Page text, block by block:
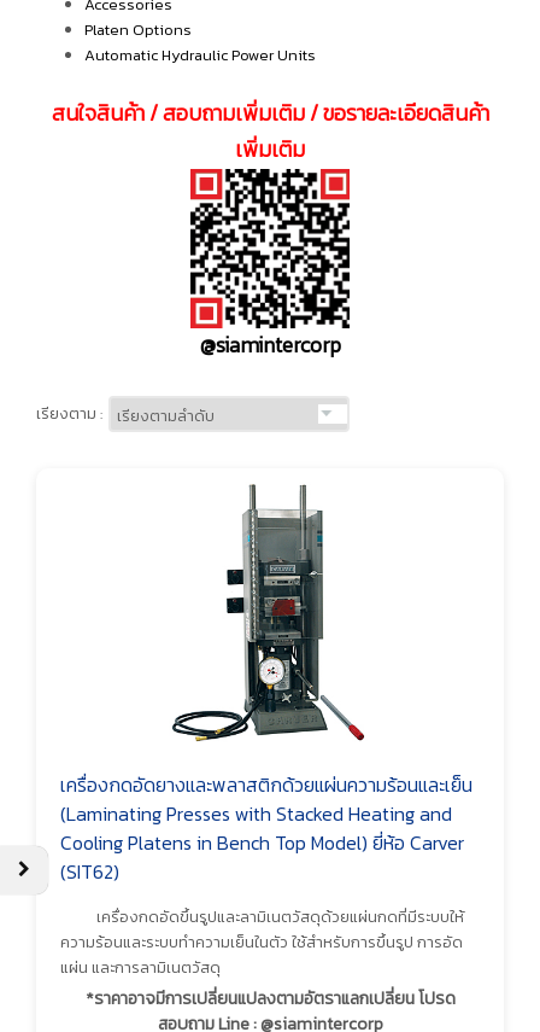
Platen Options
Automatic Hydraulic Power Units
สนใจสินค้า / สอบถามเพิ่มเติม / ขอรายละเอียดสินค้า
เพิ่มเติม
@siamintercorp
เรียงตาม :
เครื่องกดอัดยางและพลาสติกด้วยแผ่นความร้อนและเย็น
(Laminating Presses with Stacked Heating and
Cooling Platens in Bench Top Model) ยี่ห้อ Carver
(SIT62)
เครื่องกดอัดขึ้นรูปและลามิเนตวัสดุด้วยแผ่นกดที่มีระบบให้
ความร้อนและระบบทำความเย็นในตัว ใช้สำหรับการขึ้นรูป การอัด
แผ่น และการลามิเนตวัสดุ
*ราคาอาจมีการเปลี่ยนแปลงตามอัตราแลกเปลี่ยน โปรด
สอบถาม Line : @siamintercorp